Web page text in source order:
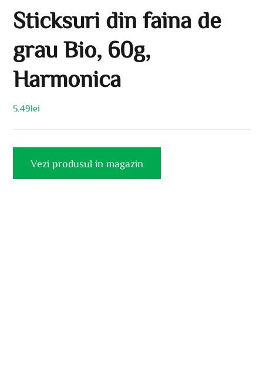
Sticksuri din faina de
grau Bio, 60g,
Harmonica
5.49lei
Vezi produsul in magazin